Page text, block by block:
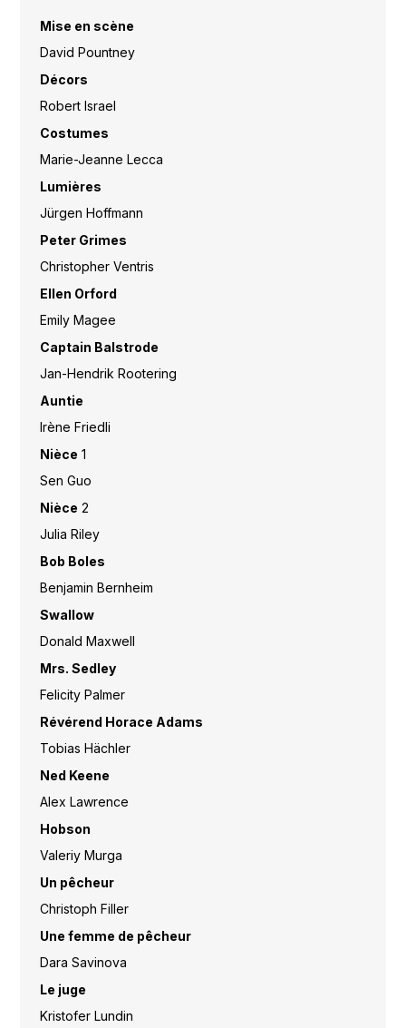
Mise en scène
David Pountney
Décors
Robert Israel
Costumes
Marie-Jeanne Lecca
Lumières
Jürgen Hoffmann
Peter Grimes
Christopher Ventris
Ellen Orford
Emily Magee
Captain Balstrode
Jan-Hendrik Rootering
Auntie
Irène Friedli
Nièce 1
Sen Guo
Nièce 2
Julia Riley
Bob Boles
Benjamin Bernheim
Swallow
Donald Maxwell
Mrs. Sedley
Felicity Palmer
Révérend Horace Adams
Tobias Hächler
Ned Keene
Alex Lawrence
Hobson
Valeriy Murga
Un pêcheur
Christoph Filler
Une femme de pêcheur
Dara Savinova
Le juge
Kristofer Lundin